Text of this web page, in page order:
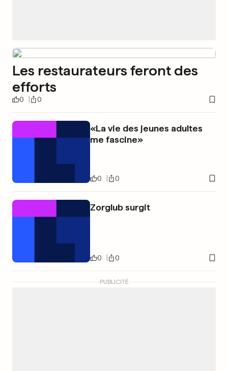
Les restaurateurs feront des
efforts
0 0
«La vie des jeunes adultes
me fascine»
0 0
Zorglub surgit
0 0
PUBLICITÉ